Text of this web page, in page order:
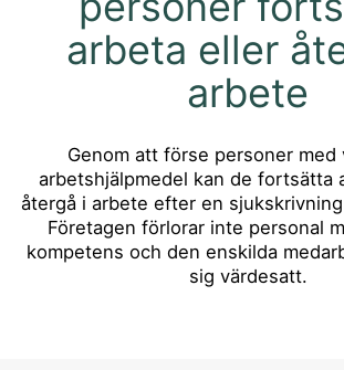
arbeta eller
arbete
Genom att förse personer med
arbetshjälpmedel kan de fortsätta
återgå i arbete efter en
Företagen förlorar inte personal
kompetens och den enskilda
sig värdesatt.